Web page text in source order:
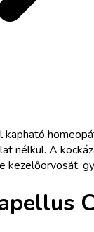
kapható
nélkül. A
kezelőorvosát,